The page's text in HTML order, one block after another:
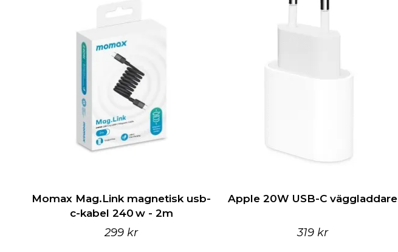
Momax Mag.Link magnetisk usb-
c-kabel 240 w - 2m
299 kr
Apple 20W USB-C väggladdare
319 kr